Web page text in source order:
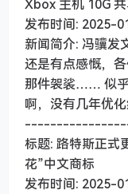
Xbox 主机 10G
发布时间: 2025-
新闻简介: 冯骥发
还是有点感慨，
那件袈裟…… 似乎
啊，没有几年优
标题: 路特斯正式
花”中文商标
发布时间: 2025-